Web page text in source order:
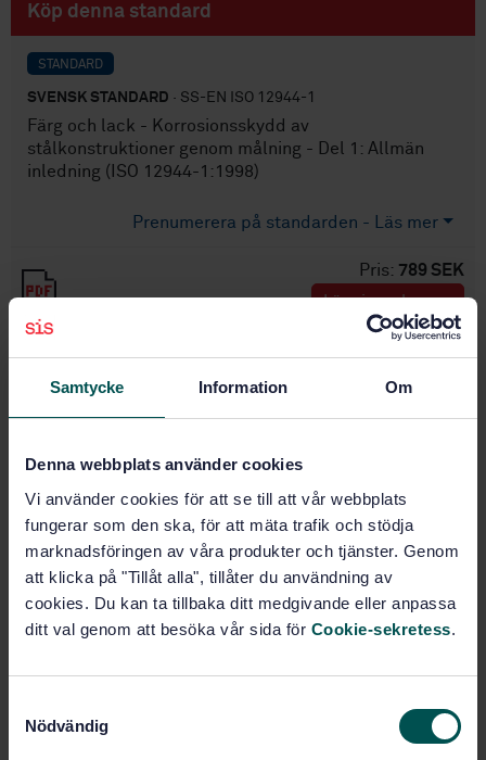
Samtycke Information Om
Denna webbplats använder cookies
Vi använder cookies för att se till att vår webbplats
fungerar som den ska, för att mäta trafik och stödja
marknadsföringen av våra produkter och tjänster. Genom
att klicka på "Tillåt alla", tillåter du användning av
cookies. Du kan ta tillbaka ditt medgivande eller anpassa
ditt val genom att besöka vår sida för Cookie-sekretess.
Nödvändig
Köp denna standard
STANDARD
SVENSK STANDARD · SS-EN ISO 12944-1
Färg och lack - Korrosionsskydd av
stålkonstruktioner genom målning - Del 1: Allmän
inledning (ISO 12944-1:1998)
Prenumerera på standarden - Läs mer
Pris: 789 SEK
PDF
Lägg i varukorgen
Fler alternativ
Språk: Engelska
Framtagen av:
Förbehandling och
rostskyddsmålning, SIS/TK 146/AG 62
Internationell titel:Paints and varnishes -
Corrosion protection of steel
structures by protective paint systems
12944-1:1998)
1